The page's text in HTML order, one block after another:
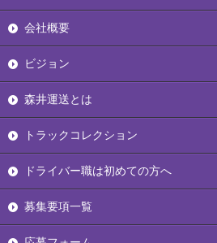
会社概要
ビジョン
森井運送とは
トラックコレクション
ドライバー職は初めての方へ
募集要項一覧